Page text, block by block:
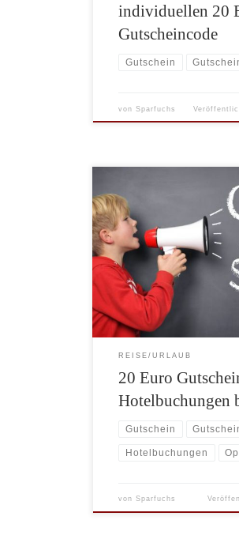
individuellen 20
Gutscheincode
Gutschein
vonSparfuchs
Vom 07.02. bis 14.02.2011
Ihnen einen 20 Euro
Hotelbuchungen. Der
Hotelbuchungen ab 60 Euro
bis spätestens 31.12.2011
Buchung muss allerdings
erfolgen. Den Gutschein
Opodo Aktionsseite. Diese
REISE/URLAUB
20 Euro
Hotelbuchungen
Gutschein
Hotelbuchungen
vonSparfuchs